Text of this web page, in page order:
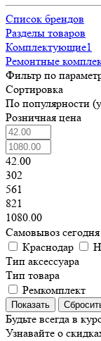
Список брендов
Разделы товаров
Комплектующие1
Ремонтные
Фильтр по
Сортировка
По популярности
Розничная цена
42.00
302
561
821
1080.00
Самовывоз сегодня
Краснодар
Тип аксессуара
Тип товара
Ремкомплект
Будьте всегда в
Узнавайте о